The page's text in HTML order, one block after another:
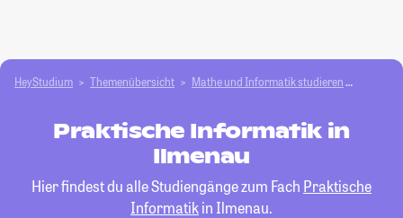
HeyStudium Themenübersicht Mathe und Informatik studieren
Praktische Informatik in
Ilmenau
Hier findest du alle Studiengänge zum Fach Praktische
Informatikin Ilmenau.